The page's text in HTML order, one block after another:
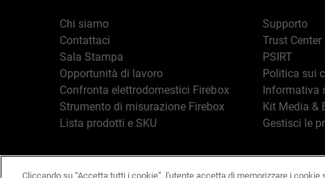
Chi siamo
Contattaci
Sala Stampa
Opportunità di lavoro
Confronta elettrodomestici Firebox
Strumento di misurazione Firebox
Lista prodotti e SKU
Supporto
Trust Center
PSIRT
Politica sui
Informativa
Kit Media &
Gestisci le
Cliccando su “Accetta tutti i cookie”, l'utente accetta di memorizzare i cookie